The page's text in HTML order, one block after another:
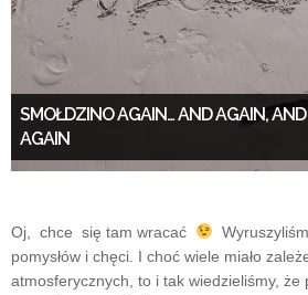
SMOŁDZINO AGAIN… AND AGAIN, AND
AGAIN
Oj, chce się tam wracać
pomysłów i chęci. I choć wiele miało
atmosferycznych, to i tak wiedzieliśmy, że
Lost your password? /Register